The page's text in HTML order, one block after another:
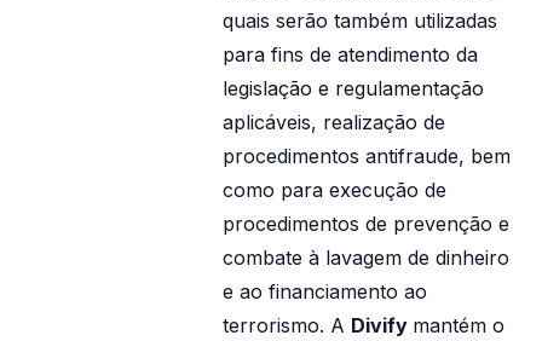
quais serão também utilizadas
para fins de atendimento da
legislação e regulamentação
aplicáveis, realização de
procedimentos antifraude, bem
como para execução de
procedimentos de prevenção e
combate à lavagem de dinheiro
e ao financiamento ao
terrorismo. A Divify mantém o